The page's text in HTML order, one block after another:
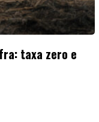
taxa zero e